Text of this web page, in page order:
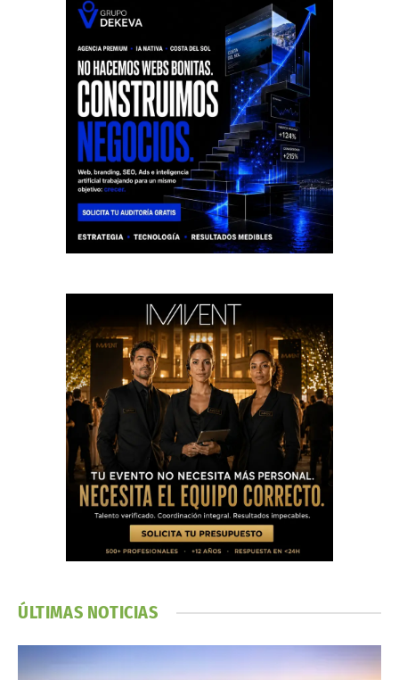
ÚLTIMAS NOTICIAS